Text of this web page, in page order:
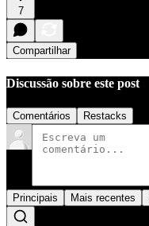
7
Compartilhar
Discussão sobre este post
Comentários Restacks
Principais Mais recentes